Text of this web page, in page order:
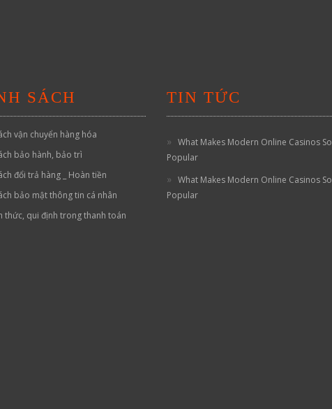
SÁCH
vận chuyển hàng hóa
bảo hành, bảo trì
đổi trả hàng _ Hoàn tiền
bảo mật thông tin cá nhân
thức, qui định trong thanh toán
TIN TỨC
What Makes Modern Online Casinos So
Popular
What Makes Modern Online Casinos So
Popular